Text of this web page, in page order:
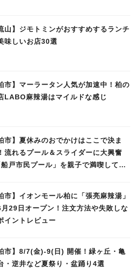
山】ジモトミンがおすすめするランチ
味しいお店30選
市】マーラータン人気が加速中！柏の
LABO麻辣湯はマイルドな感じ
市】夏休みのおでかけはここで決ま
流れるプール＆スライダーに大興奮
船戸市民プール」を親子で満喫してき
市】イオンモール柏に「張亮麻辣湯」
29日オープン！注文方法や失敗しな
イントレビュー
市】8/7(金)‐9(日) 開催！緑ヶ丘・亀
・逆井など夏祭り・盆踊り4選
教えて投稿記事
た